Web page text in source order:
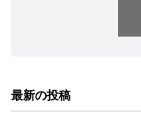
最新の投稿